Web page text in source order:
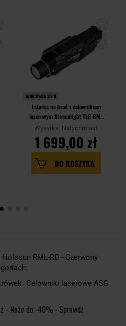
KOŃCÓWKA SERII
Latarka na broń z celownikiem
laserowym Streamlight TLR RM2
- 1000 lumenów
Wysyłka: Natychmiast
1 699,00 zł
DO KOSZYKA
RML-RD - Czerwony
Celowniki laserowe ASG